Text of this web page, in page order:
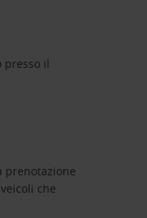
presso il
prenotazione
che